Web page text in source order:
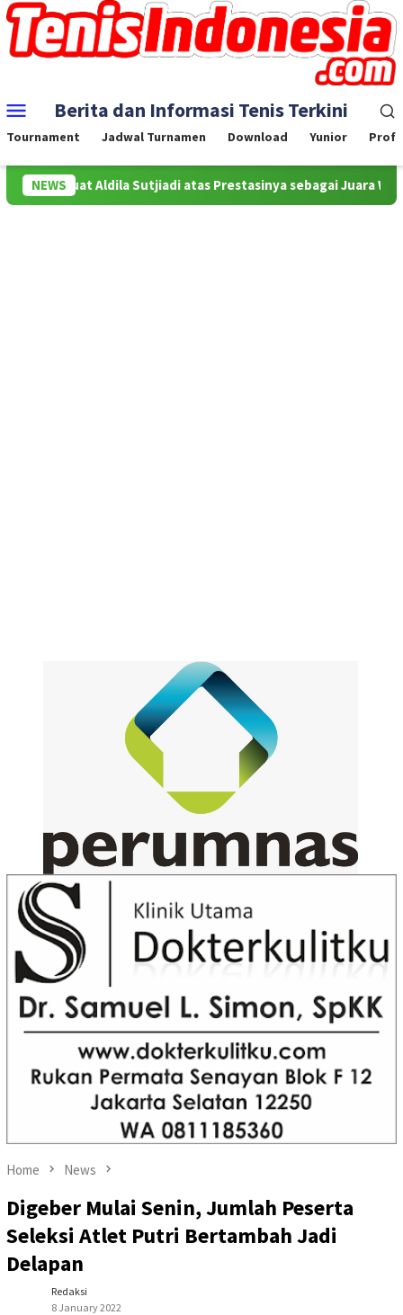
Skip
to
content
Mobile
Menu
Berita dan Informasi Tenis Terkini
Tournament Jadwal Turnamen Download Yunior
NEWS
buat Aldila Sutjiadi atas Prestasinya sebagai Juara WTA 500
Home News
Digeber Mulai Senin, Jumlah Peserta
Seleksi Atlet Putri Bertambah Jadi
Delapan
Redaksi
8 January 2022